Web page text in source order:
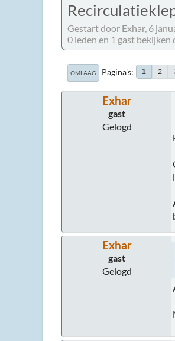
Gestart door Exhar, 6
0 leden en 1 gast bekijken
OMLAAG Pagina's 1 2
Exhar
gast
Gelogd
Exhar
gast
Gelogd